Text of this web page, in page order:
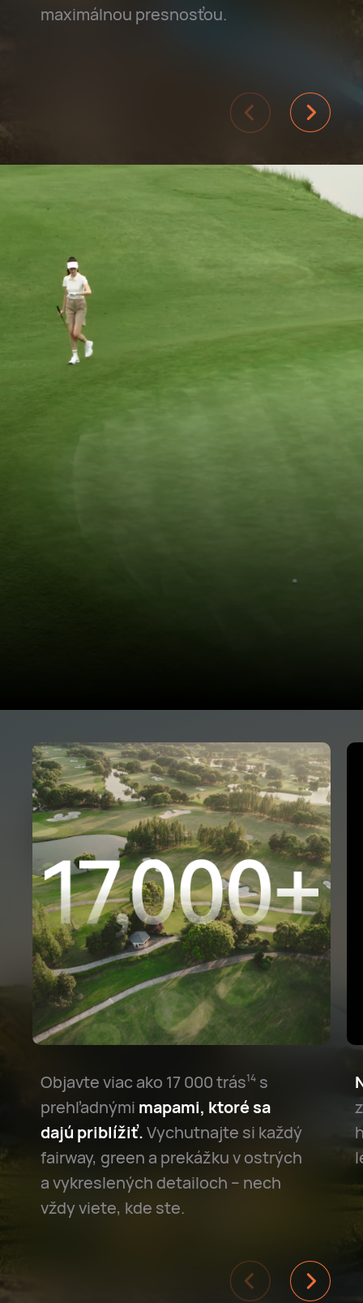
maximálnou presnosťou.
Objavte viac ako 17 000 trás⁠14s
prehľadnými mapami, ktoré sa
dajú priblížiť.Vychutnajte si každý
fairway, green a prekážku v ostrých
a vykreslených detailoch – nech
vždy viete, kde ste.